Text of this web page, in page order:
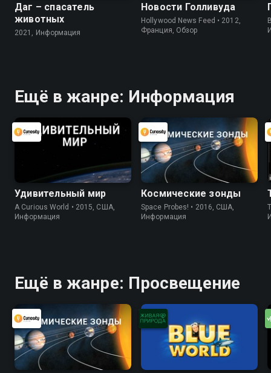
Даг – спасатель
животных
2021, Информация
Новости Голливуда
Hollywood News Feed • 2012,
Франция, Обзор
Ещё в жанре: Информация
Удивительный мир
A Curious World • 2015, США,
Информация
Космические зонды
Space Probes! • 2016, США,
Информация
Ещё в жанре: Просвещение